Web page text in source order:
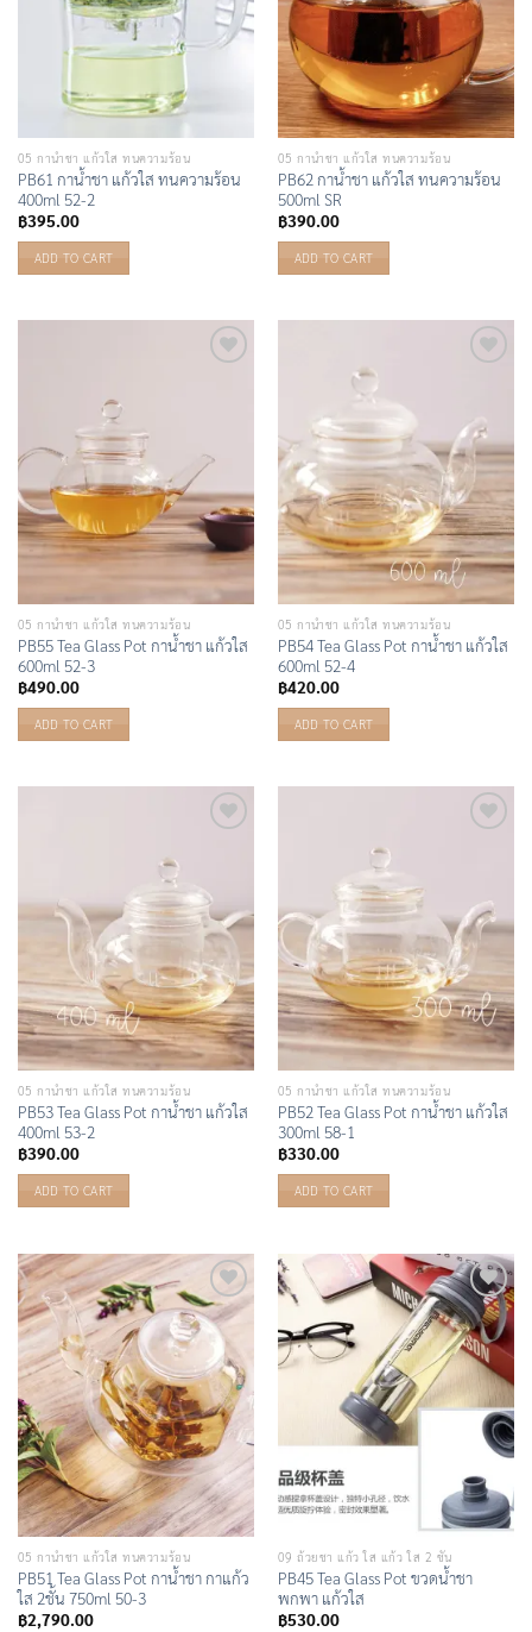
05 กาน้ำชา แก้วใส ทนความร้อน
PB61 กาน้ำชา แก้วใส ทนความร้อน
400ml 52-2
฿395.00
ADD TO CART
05 กาน้ำชา แก้วใส ทนความร้อน
PB62 กาน้ำชา แก้วใส ทนความร้อน
500ml SR
฿390.00
ADD TO CART
05 กาน้ำชา แก้วใส ทนความร้อน
PB55 Tea Glass Pot กาน้ำชา แก้วใส
600ml 52-3
฿490.00
ADD TO CART
05 กาน้ำชา แก้วใส ทนความร้อน
PB54 Tea Glass Pot กาน้ำชา แก้วใส
600ml 52-4
฿420.00
ADD TO CART
05 กาน้ำชา แก้วใส ทนความร้อน
PB53 Tea Glass Pot กาน้ำชา แก้วใส
400ml 53-2
฿390.00
ADD TO CART
05 กาน้ำชา แก้วใส ทนความร้อน
PB52 Tea Glass Pot กาน้ำชา แก้วใส
300ml 58-1
฿330.00
ADD TO CART
Add to
Wishlist
05 กาน้ำชา แก้วใส ทนความร้อน
PB51 Tea Glass Pot กาน้ำชา กาแก้ว
ใส 2ชั้น 750ml 50-3
฿2,790.00
Add to
Wishlist
09 ถ้วยชา แก้ว ใส แก้ว ใส 2 ชั้น
PB45 Tea Glass Pot ขวดน้ำชา
พกพา แก้วใส
฿530.00